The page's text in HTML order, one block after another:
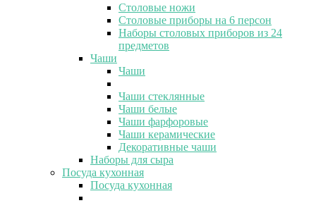
Столовые ножи
Столовые приборы на 6 персон
Наборы столовых приборов из 24
предметов
Чаши
Чаши
Чаши стеклянные
Чаши белые
Чаши фарфоровые
Чаши керамические
Декоративные чаши
Наборы для сыра
Посуда кухонная
Посуда кухонная